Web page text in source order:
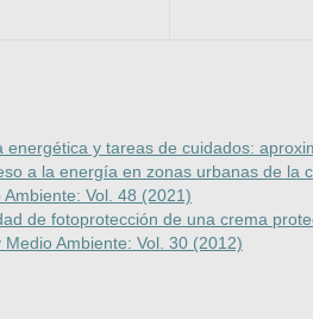
energética y tareas de cuidados:
a la energía en zonas urbanas de la
Vol. 48 (2021)
de fotoprotección de una crema
Ambiente: Vol. 30 (2012)